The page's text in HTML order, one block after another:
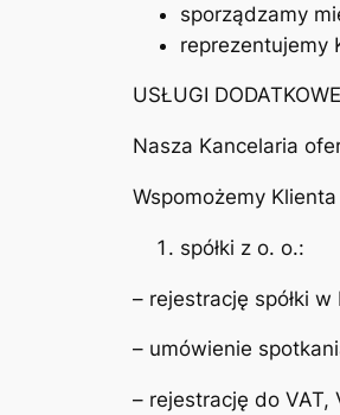
sporządzamy
reprezentujemy
USŁUGI DODATKOWE
Nasza Kancelaria
Wspomożemy
spółki z o. o.:
– rejestrację spółki w
– umówienie
– rejestrację do VAT,